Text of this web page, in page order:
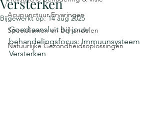
Acupunctuur Ervaringen
Specialismen en Behandelen
Natuurlijke Gezondheidsoplossingen
Versterken
Bijgewerkt op:14 aug 2025
Goed aansluit bij jouw
behandelingsfocus: Immuunsysteem
Versterken